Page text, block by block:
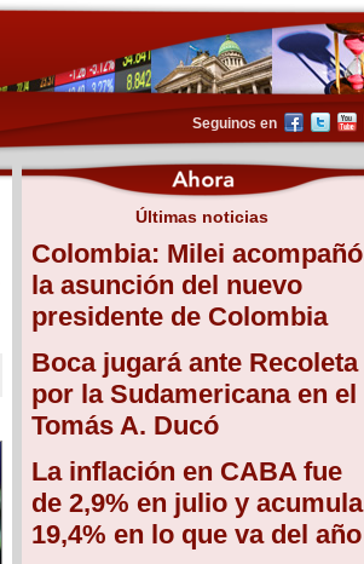
Seguinos en
Últimas noticias
Colombia: Milei acompañó
la asunción del nuevo
presidente de Colombia
Boca jugará ante Recoleta
por la Sudamericana en el
Tomás A. Ducó
La inflación en CABA fue
de 2,9% en julio y acumula
19,4% en lo que va del año